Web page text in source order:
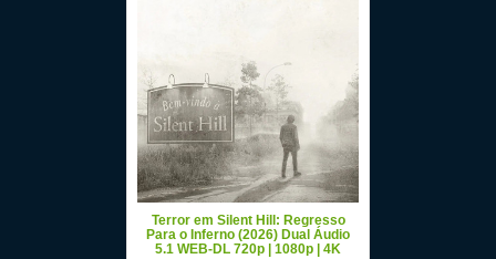
Terror em Silent Hill: Regresso
Para o Inferno (2026) Dual Áudio
5.1 WEB-DL 720p | 1080p | 4K